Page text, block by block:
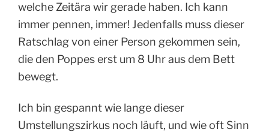
welche Zeitära wir gerade haben. Ich kann
immer pennen, immer! Jedenfalls muss dieser
Ratschlag von einer Person gekommen sein,
die den Poppes erst um 8 Uhr aus dem Bett
bewegt.
Ich bin gespannt wie lange dieser
Umstellungszirkus noch läuft, und wie oft Sinn